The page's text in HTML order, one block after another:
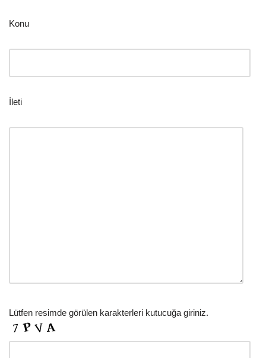
Konu
İleti
Lütfen resimde görülen karakterleri kutucuğa giriniz.